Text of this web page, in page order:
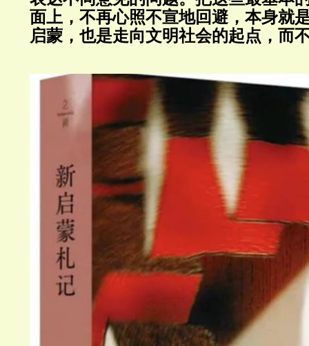
面上，不再心照不宣地回避，本身就
启蒙，也是走向文明社会的起点，而